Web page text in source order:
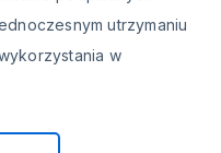
utrzymaniu
w